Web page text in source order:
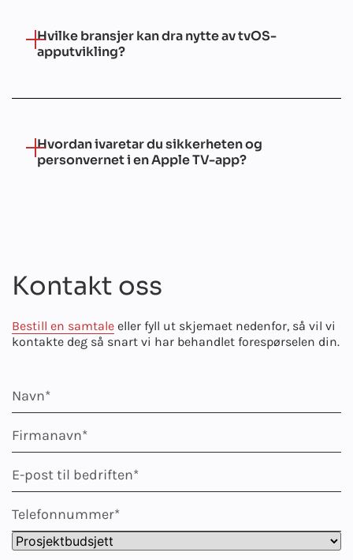
Hvilke bransjer kan dra nytte av tvOS-
apputvikling?
Hvordan ivaretar du sikkerheten og
personvernet i en Apple TV-app?
Kontakt oss
Bestill en samtale eller fyll ut skjemaet nedenfor, så vil vi
kontakte deg så snart vi har behandlet forespørselen din.